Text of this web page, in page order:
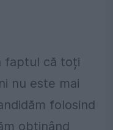
faptul că toți
nu este mai
folosind
obținând